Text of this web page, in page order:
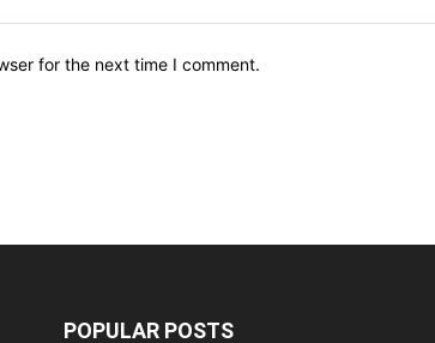
for the next time I comment.
POPULAR POSTS